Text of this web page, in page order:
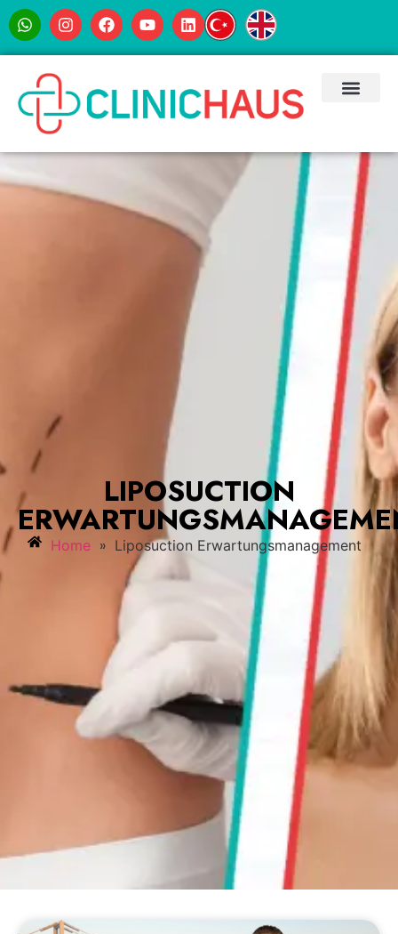
LIPOSUCTION
Home » Liposuction Erwartungsmanagement